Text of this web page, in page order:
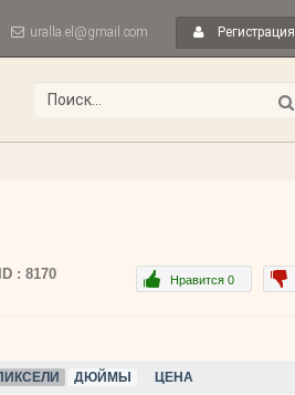
uralla.el@gmail.com Регистрация
ID : 8170 Нравится 0
ДЮЙМЫ ЦЕНА